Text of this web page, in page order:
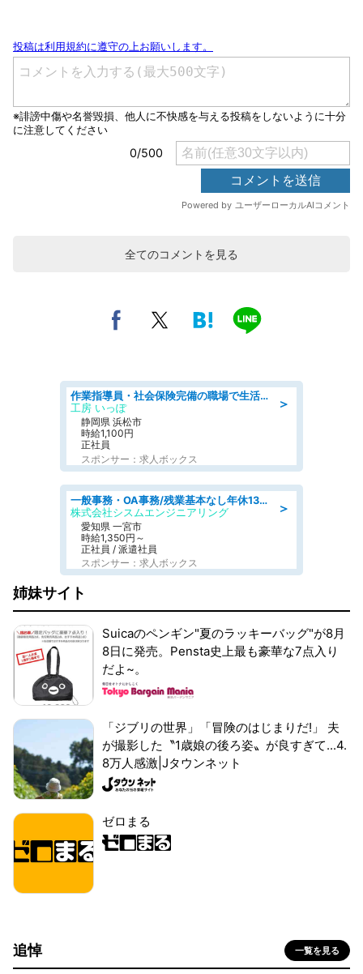
全てのコメントを見る
＞
作業指導員・社会保険完備の職場で生活支援員
工房 いっぽ
静岡県 浜松市
時給1,100円
正社員
スポンサー：求人ボックス
＞
一般事務・OA事務/残業基本なし年休130日社保完備の一般・調達事務
株式会社シスムエンジニアリング
愛知県 一宮市
時給1,350円～
正社員 / 派遣社員
スポンサー：求人ボックス
姉妹サイト
Suicaのペンギン"夏のラッキーバッグ"が8月
8日に発売。Pensta史上最も豪華な7点入り
だよ~。
「ジブリの世界」「冒険のはじまりだ!」 夫
が撮影した〝1歳娘の後ろ姿〟が良すぎて...4.
8万人感激|Jタウンネット
ゼロまる
追悼 一覧を見る